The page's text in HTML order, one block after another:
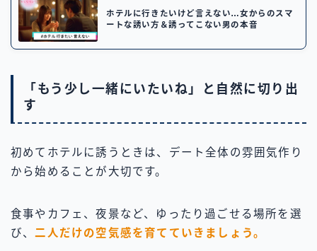
ホテルに行きたいけど言えない…女からのスマ
ートな誘い方＆誘ってこない男の本音
「もう少し一緒にいたいね」と自然に切り出
す
初めてホテルに誘うときは、デート全体の雰囲気作り
から始めることが大切です。
食事やカフェ、夜景など、ゆったり過ごせる場所を選
び、二人だけの空気感を育てていきましょう。